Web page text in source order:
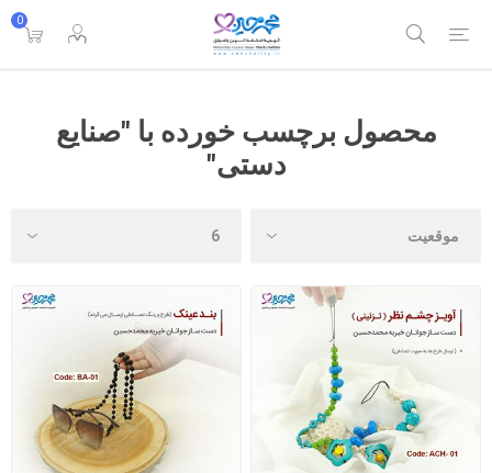
0
محصول برچسب خورده با "صنایع
دستی"